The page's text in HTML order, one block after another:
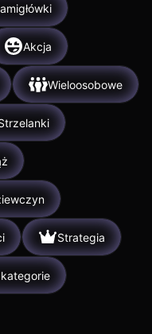
Akcja
Wieloosobowe
Strategia